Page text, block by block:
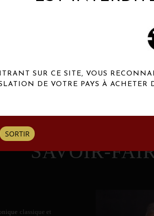
SAVOIR-
classique et
SUR CE SITE, VOUS
DE VOTRE PAYS À
SORTIR